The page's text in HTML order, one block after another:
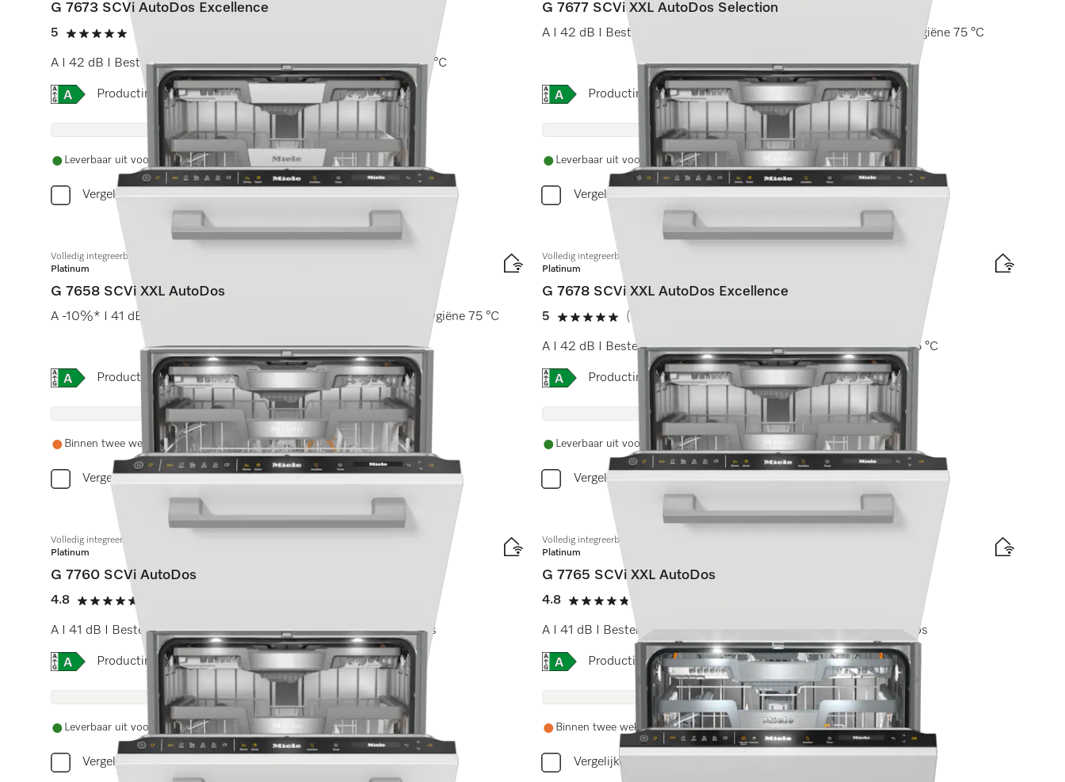
G 7673 SCVi AutoDos Excellence
5
5 sterren op 5
A I 42 dB I Besteklade I MaxiComfort rekken I AutoDos I Hygiëne 75 °C
Online Label Flag, Energielabel
Productinformatieblad
Leverbaar uit voorraad met gratis levering
Vergelijken
G 7677 SCVi XXL AutoDos Selection
A I 42 dB I Besteklade en -korf I ExtraComfort rekken I AutoDos I Hygiëne 75 °C
Online Label Flag, Energielabel
Productinformatieblad
Leverbaar uit voorraad met gratis levering
Vergelijken
Volledig integreerbare vaatwasser XXL
Platinum
G 7658 SCVi XXL AutoDos
A -10%* I 41 dB I Besteklade I ExtraComfort C rekken I AutoDos I Hygiëne 75 °C
Online Label Flag, Energielabel
Productinformatieblad
Binnen twee weken weer op voorraad
Vergelijken
Volledig integreerbare vaatwasser XXL
Platinum
G 7678 SCVi XXL AutoDos Excellence
5
5 sterren op 5
(1 beoordeling)
A I 42 dB I Besteklade I MaxiComfort rekken I AutoDos I Hygiëne 75 °C
Online Label Flag, Energielabel
Productinformatieblad
Leverbaar uit voorraad met gratis levering
Vergelijken
Volledig integreerbare vaatwassers
Platinum
G 7760 SCVi AutoDos
4.8
4.8 sterren op 5
A I 41 dB I Besteklade I MaxiComfort rekken I BrilliantLight I AutoDos
Online Label Flag, Energielabel
Productinformatieblad
Leverbaar uit voorraad met gratis levering
Vergelijken
Volledig integreerbare vaatwasser XXL
Platinum
G 7765 SCVi XXL AutoDos
4.8
4.8 sterren op 5
A I 41 dB I Besteklade I MaxiComfort rekken I BrilliantLight I AutoDos
Online Label Flag, Energielabel
Productinformatieblad
Binnen twee weken weer op voorraad
Vergelijken